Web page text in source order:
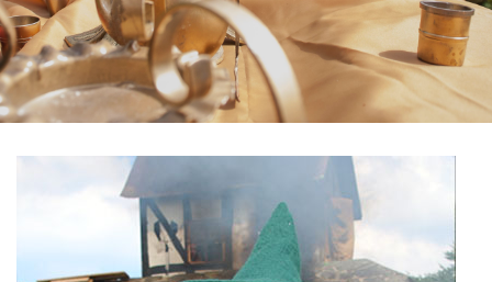
S
C
H
L
T